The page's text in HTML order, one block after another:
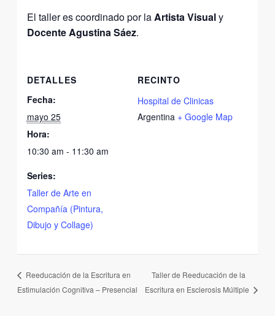
El taller es coordinado por laArtista Visualy
Docente Agustina Sáez.
DETALLES
Fecha:
mayo 25
Hora:
10:30 am - 11:30 am
Series:
Taller de Arte en
Compañía (Pintura,
Dibujo y Collage)
RECINTO
Hospital de Clinicas
Argentina + Google Map
Reeducación de la Escritura en
Estimulación Cognitiva – Presencial
Taller de Reeducación de la
Escritura en Esclerosis Múltiple